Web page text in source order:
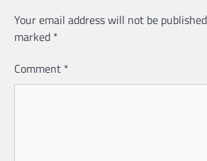
Your email address will not be
marked *
Comment *